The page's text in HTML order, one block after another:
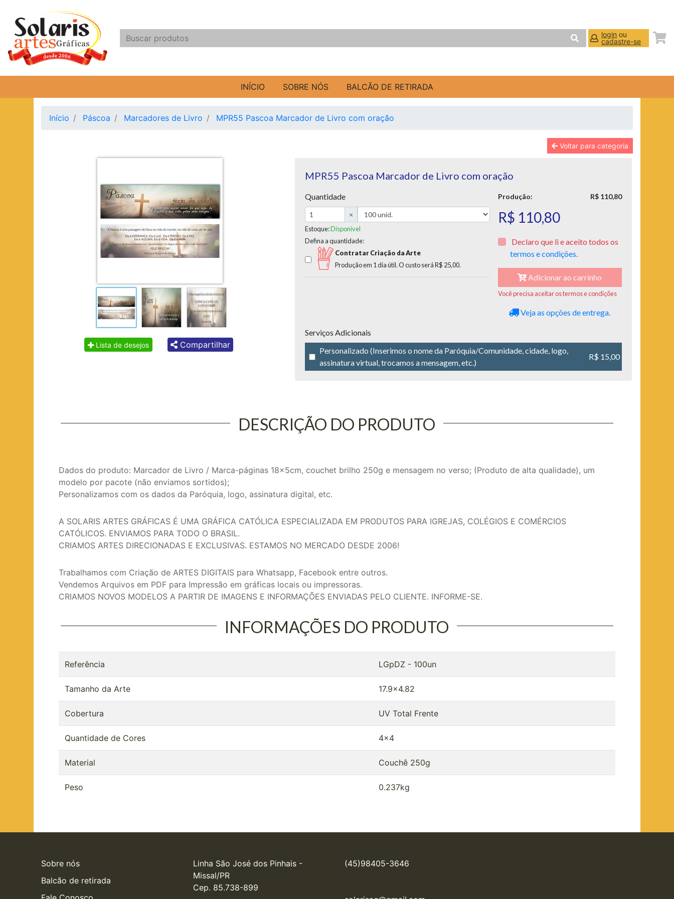
login ou
cadastre-se
INÍCIO SOBRE NÓS BALCÃO DE RETIRADA
Início Páscoa Marcadores de Livro MPR55 Pascoa Marcador de Livro com oração
Voltar para categoria
Lista de desejos Compartilhar
MPR55 Pascoa Marcador de Livro com oração
Quantidade
×
Estoque:Disponível
Defina a quantidade:
Contratar Criação da Arte
Produção em 1 dia útil.O custo seráR$ 25,00.
Serviços Adicionais
Personalizado (Inserimos o nome da Paróquia/Comunidade, cidade, logo,
assinatura virtual, trocamos a mensagem, etc.)
R$ 15,00
Produção: R$ 110,80
R$ 110,80
Declaro que li e aceito todos os
termos e condições.
Adicionar ao carrinho
Você precisa aceitar os termos e condições
Veja as opções de entrega.
DESCRIÇÃO DO PRODUTO
Dados do produto: Marcador de Livro / Marca-páginas 18x5cm, couchet brilho 250g e mensagem no verso; (Produto de alta qualidade), um
modelo por pacote (não enviamos sortidos);
Personalizamos com os dados da Paróquia, logo, assinatura digital, etc.
A SOLARIS ARTES GRÁFICAS É UMA GRÁFICA CATÓLICA ESPECIALIZADA EM PRODUTOS PARA IGREJAS, COLÉGIOS E COMÉRCIOS
CATÓLICOS. ENVIAMOS PARA TODO O BRASIL.
CRIAMOS ARTES DIRECIONADAS E EXCLUSIVAS. ESTAMOS NO MERCADO DESDE 2006!
Trabalhamos com Criação de ARTES DIGITAIS para Whatsapp, Facebook entre outros.
Vendemos Arquivos em PDF para Impressão em gráficas locais ou impressoras.
CRIAMOS NOVOS MODELOS A PARTIR DE IMAGENS E INFORMAÇÕES ENVIADAS PELO CLIENTE. INFORME-SE.
INFORMAÇÕES DO PRODUTO
Referência LGpDZ - 100un
Tamanho da Arte 17.9x4.82
Cobertura UV Total Frente
Quantidade de Cores 4x4
Material Couchê 250g
Peso 0.237kg
Sobre nós
Balcão de retirada
Linha São José dos Pinhais -
Missal/PR
Cep. 85.738-899
(45)98405-3646